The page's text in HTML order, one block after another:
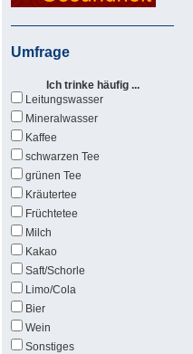
Umfrage
Ich trinke häufig ...
Leitungswasser
Mineralwasser
Kaffee
schwarzen Tee
grünen Tee
Kräutertee
Früchtetee
Milch
Kakao
Saft/Schorle
Limo/Cola
Bier
Wein
Sonstiges